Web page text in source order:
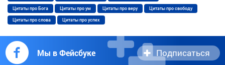
Цитаты про Бога Цитаты про ум Цитаты про веру Цитаты про свободу
Цитаты про слова Цитаты про успех
Мы в Фейсбуке Подписаться